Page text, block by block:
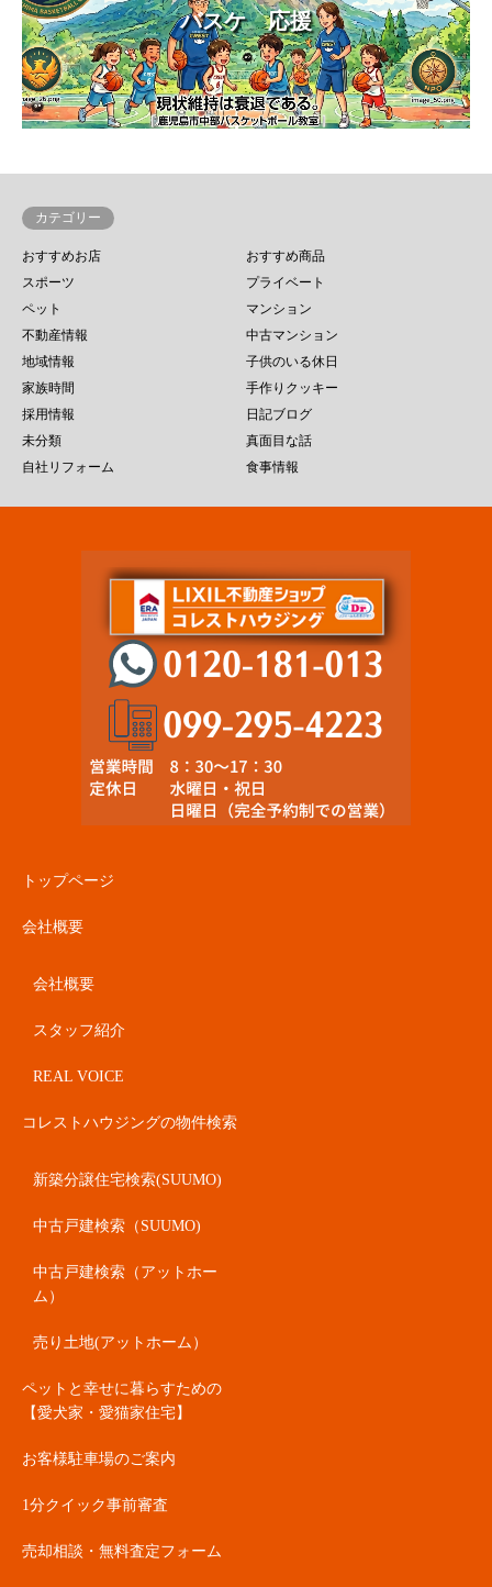
バスケ 応援
カテゴリー
おすすめお店
おすすめ商品
スポーツ
プライベート
ペット
マンション
不動産情報
中古マンション
地域情報
子供のいる休日
家族時間
手作りクッキー
採用情報
日記ブログ
未分類
真面目な話
自社リフォーム
食事情報
トップページ
会社概要
会社概要
スタッフ紹介
REAL VOICE
コレストハウジングの物件検索
新築分譲住宅検索(SUUMO)
中古戸建検索（SUUMO)
中古戸建検索（アットホー
ム）
売り土地(アットホーム）
ペットと幸せに暮らすための
【愛犬家・愛猫家住宅】
お客様駐車場のご案内
1分クイック事前審査
売却相談・無料査定フォーム